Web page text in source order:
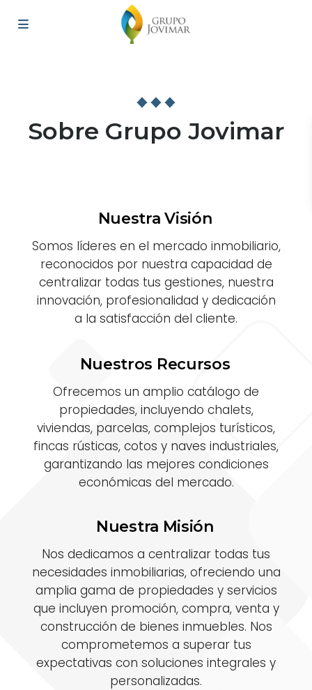
Sobre Grupo Jovimar
Nuestra Misión
Nos dedicamos a centralizar todas tus
necesidades inmobiliarias, ofreciendo una
amplia gama de propiedades y servicios
que incluyen promoción, compra, venta y
construcción de bienes inmuebles. Nos
comprometemos a superar tus
expectativas con soluciones integrales y
personalizadas.
Nuestra Visión
Somos líderes en el mercado inmobiliario,
reconocidos por nuestra capacidad de
centralizar todas tus gestiones, nuestra
innovación, profesionalidad y dedicación
a la satisfacción del cliente.
Nuestros Recursos
Ofrecemos un amplio catálogo de
propiedades, incluyendo chalets,
viviendas, parcelas, complejos turísticos,
fincas rústicas, cotos y naves industriales,
garantizando las mejores condiciones
económicas del mercado.